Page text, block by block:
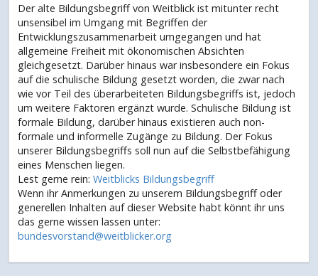
Der alte Bildungsbegriff von Weitblick ist mitunter recht
unsensibel im Umgang mit Begriffen der
Entwicklungszusammenarbeit umgegangen und hat
allgemeine Freiheit mit ökonomischen Absichten
gleichgesetzt. Darüber hinaus war insbesondere ein Fokus
auf die schulische Bildung gesetzt worden, die zwar nach
wie vor Teil des überarbeiteten Bildungsbegriffs ist, jedoch
um weitere Faktoren ergänzt wurde. Schulische Bildung ist
formale Bildung, darüber hinaus existieren auch non-
formale und informelle Zugänge zu Bildung. Der Fokus
unserer Bildungsbegriffs soll nun auf die Selbstbefähigung
eines Menschen liegen.
Lest gerne rein: Weitblicks Bildungsbegriff
Wenn ihr Anmerkungen zu unserem Bildungsbegriff oder
generellen Inhalten auf dieser Website habt könnt ihr uns
das gerne wissen lassen unter:
bundesvorstand@weitblicker.org